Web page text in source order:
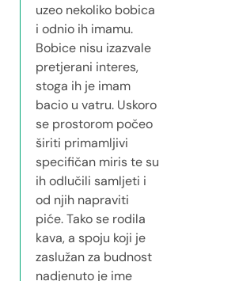
uzeo nekoliko bobica
i odnio ih imamu.
Bobice nisu izazvale
pretjerani interes,
stoga ih je imam
bacio u vatru. Uskoro
se prostorom počeo
širiti primamljivi
specifičan miris te su
ih odlučili samljeti i
od njih napraviti
piće. Tako se rodila
kava, a spoju koji je
zaslužan za budnost
nadjenuto je ime